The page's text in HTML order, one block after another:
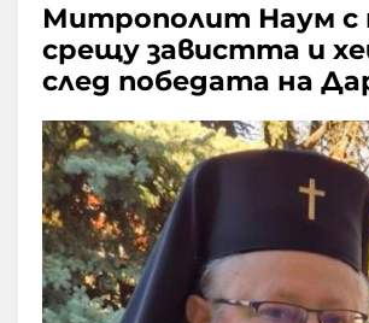
Митрополит Наум с
срещу завистта и
след победата на